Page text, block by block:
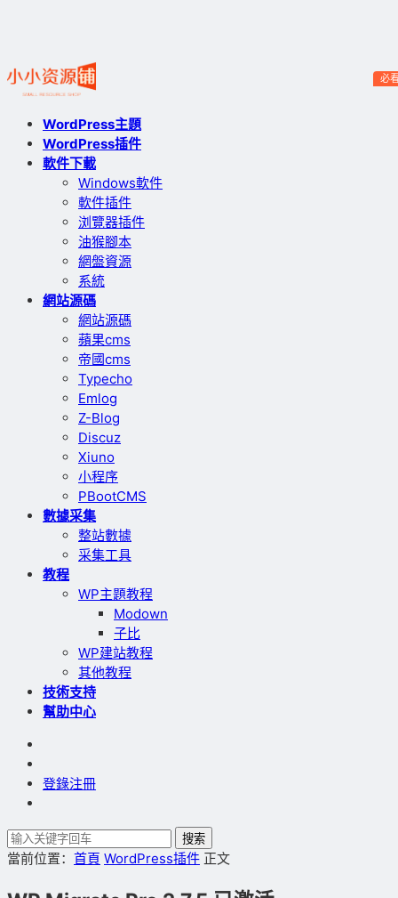
WordPress主題
WordPress插件
軟件下載
Windows軟件
軟件插件
浏覽器插件
油猴腳本
網盤資源
系統
網站源碼
網站源碼
蘋果cms
帝國cms
Typecho
Emlog
Z-Blog
Discuz
Xiuno
小程序
PBootCMS
數據采集
整站數據
采集工具
教程
WP主題教程
Modown
子比
WP建站教程
其他教程
技術支持
幫助中心
必
登錄注冊
搜索
當前位置： 首頁 WordPress插件 正文